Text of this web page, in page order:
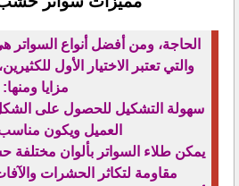
الحاجة، ومن أفضل أنواع
والتي تعتبر الاختيار الأول
مزايا ومنها:
سهولة التشكيل للحصول على
العميل ويكون
يمكن طلاء السواتر بألوان
مقاومة لتكاثر الحشرات